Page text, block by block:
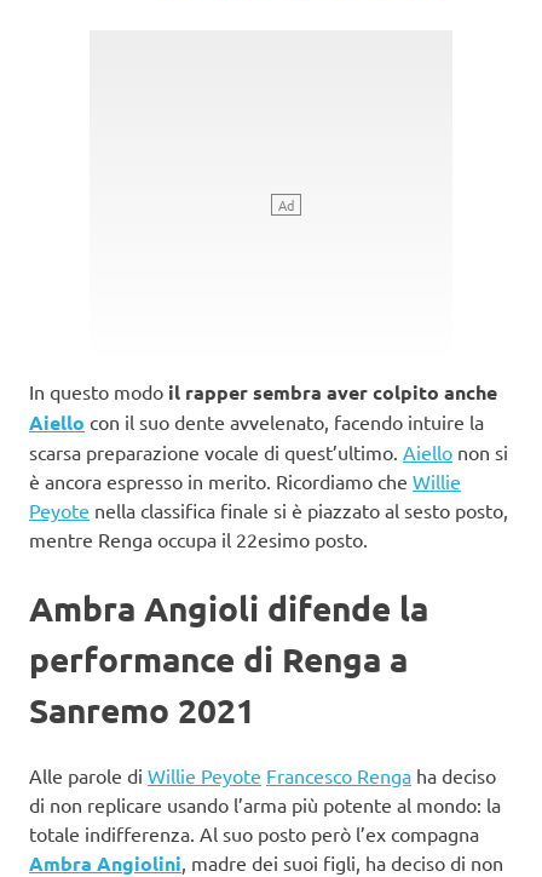
In questo modo il rapper sembra aver colpito anche
Aiello con il suo dente avvelenato, facendo intuire la
scarsa preparazione vocale di quest’ultimo. Aiello non si
è ancora espresso in merito. Ricordiamo che Willie
Peyote nella classifica finale si è piazzato al sesto posto,
mentre Renga occupa il 22esimo posto.
Ambra Angioli difende la
performance di Renga a
Sanremo 2021
Alle parole di Willie Peyote Francesco Renga ha deciso
di non replicare usando l’arma più potente al mondo: la
totale indifferenza. Al suo posto però l’ex compagna
Ambra Angiolini , madre dei suoi figli, ha deciso di non